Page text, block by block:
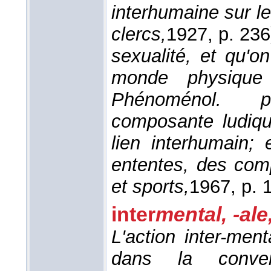
interhumaine sur
clercs,1927, p.
sexualité, et
monde
Phénoménol.
composante
lien interhumain;
ententes, des
et sports,1967, p.
intermental, -
L'action inter-
dans la